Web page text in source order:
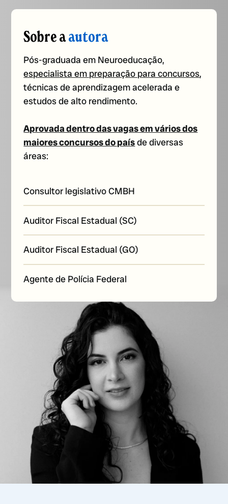
Sobre aautora
Pós-graduada em Neuroeducação,
especialista em preparação para concursos,
técnicas de aprendizagem acelerada e
estudos de alto rendimento.
Aprovada dentro das vagas em vários dos
maiores concursos do paísde diversas
áreas:
Consultor legislativo CMBH
Auditor Fiscal Estadual (SC)
Auditor Fiscal Estadual (GO)
Agente de Polícia Federal